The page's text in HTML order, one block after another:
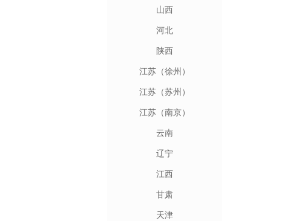
山西
河北
陕西
江苏（徐州）
江苏（苏州）
江苏（南京）
云南
辽宁
江西
甘肃
天津